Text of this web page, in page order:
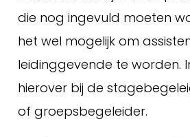
die nog ingevuld moeten
het wel mogelijk om
leidinggevende te worden.
hierover bij de
of groepsbegeleider.